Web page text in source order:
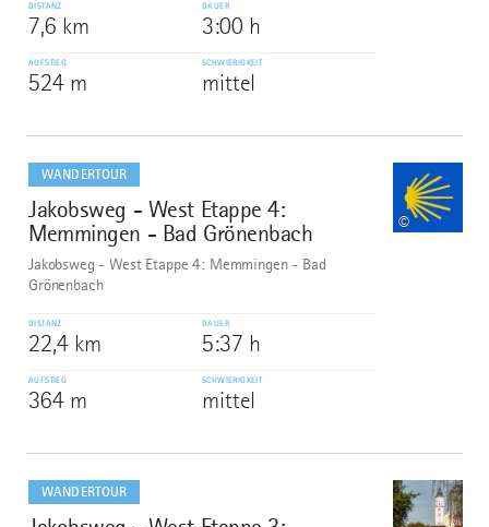
DISTANZ
7,6 km
DAUER
3:00 h
AUFSTIEG
524 m
SCHWIERIGKEIT
mittel
WANDERTOUR
7
Jakobsweg - West Etappe 4:
Memmingen - Bad Grönenbach
©
Jakobsweg - West Etappe 4: Memmingen - Bad
Grönenbach
DISTANZ
22,4 km
DAUER
5:37 h
AUFSTIEG
364 m
SCHWIERIGKEIT
mittel
dazu
WANDERTOUR
8
dazu